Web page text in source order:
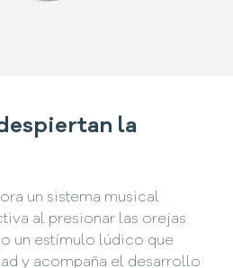
la
un sistema musical
al presionar las orejas
un estímulo lúdico que
y acompaña el desarrollo